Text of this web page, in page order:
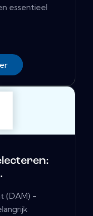
essentieel
(DAM) -